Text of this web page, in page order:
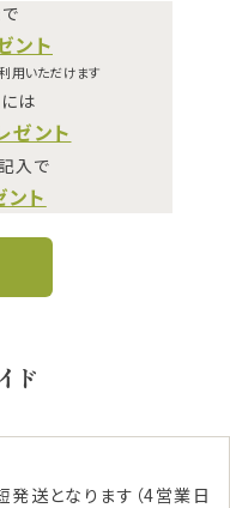
ント
用いただけます
は
ゼント
入で
ト
ド
送となります（4営業日